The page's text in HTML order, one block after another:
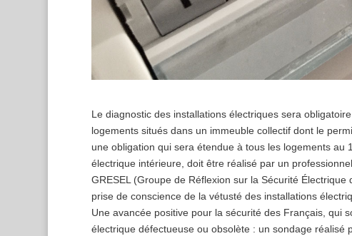
Le diagnostic des installations électriques sera
logements situés dans un immeuble collectif dont le
une obligation qui sera étendue à tous les logements au
électrique intérieure, doit être réalisé par un
GRESEL (Groupe de Réflexion sur la Sécurité
prise de conscience de la vétusté des installations
Une avancée positive pour la sécurité des Français, qui
électrique défectueuse ou obsolète : un sondage réalisé